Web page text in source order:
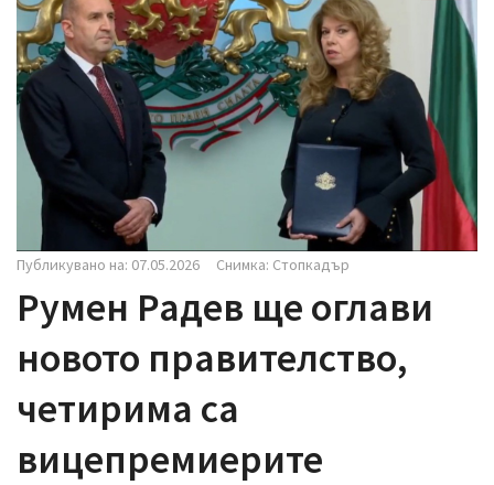
i
g
a
i
o
n
Публикувано на: 07.05.2026 Снимка: Стопкадър
Румен Радев ще оглави
новото правителство,
четирима са
вицепремиерите